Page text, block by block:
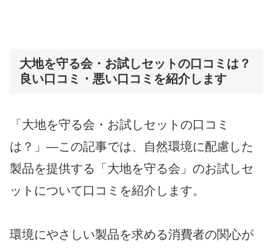
大地を守る会・お試しセットの口コミは？
良い口コミ・悪い口コミを紹介します
「大地を守る会・お試しセットの口コミ
は？」―この記事では、自然環境に配慮した
製品を提供する「大地を守る会」のお試しセ
ットについて口コミを紹介します。
環境にやさしい製品を求める消費者の関心が